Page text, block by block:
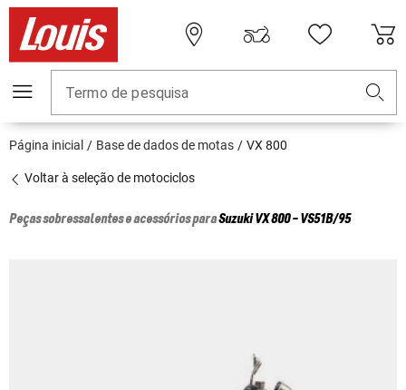
Termo de pesquisa
Página inicial Base de dados de motas VX 800
Voltar à seleção de motociclos
Peças sobressalentes e acessórios paraSuzukiVX 800 - VS51B/95